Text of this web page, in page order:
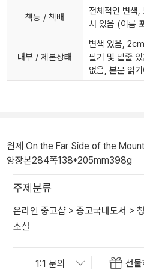
책등 / 책배
전체적인 변색,
서 있음 (이름
내부 / 제본상태
변색 있음,
필기 및 밑줄
없음, 본문 읽
원제 On the Far Side of the
양장본284쪽138*205mm398g
주제분류
온라인 중고샵 > 중고국내도서 >
소설
선물